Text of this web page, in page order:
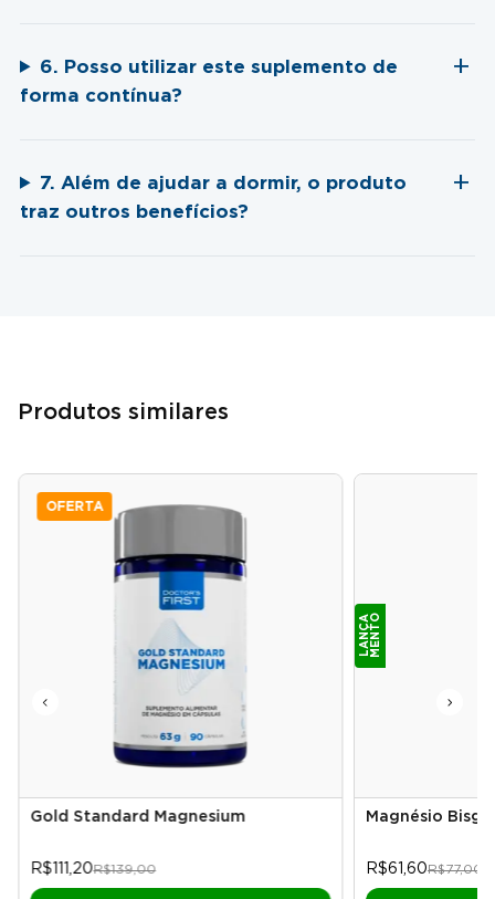
6. Posso utilizar este suplemento de
forma contínua?
7. Além de ajudar a dormir, o produto
traz outros benefícios?
Produtos similares
OFERTA
Gold Standard Magnesium
R$111,20R$139,00
L
A
N
Ç
A
M
E
N
TO
Magnésio
R$61,60R$77,00